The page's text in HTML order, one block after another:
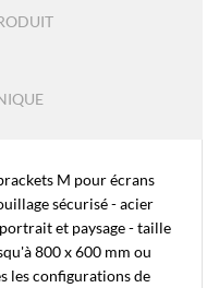
M pour écrans
sécurisé - acier
et paysage - taille
800 x 600 mm ou
les configurations de